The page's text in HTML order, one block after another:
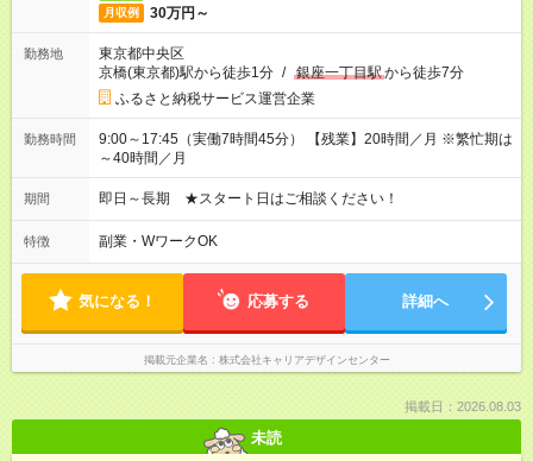
月収例 30万円～
勤務地
東京都中央区
京橋(東京都)駅から徒歩1分 / 銀座一丁目駅から徒歩7分
ふるさと納税サービス運営企業
勤務時間
9:00～17:45（実働7時間45分） 【残業】20時間／月 ※繁忙期は
～40時間／月
期間 即日～長期 ★スタート日はご相談ください！
特徴 副業・WワークOK
気になる！ 応募する 詳細へ
掲載元企業名 株式会社キャリアデザインセンター
掲載日：2026.08.03
未読